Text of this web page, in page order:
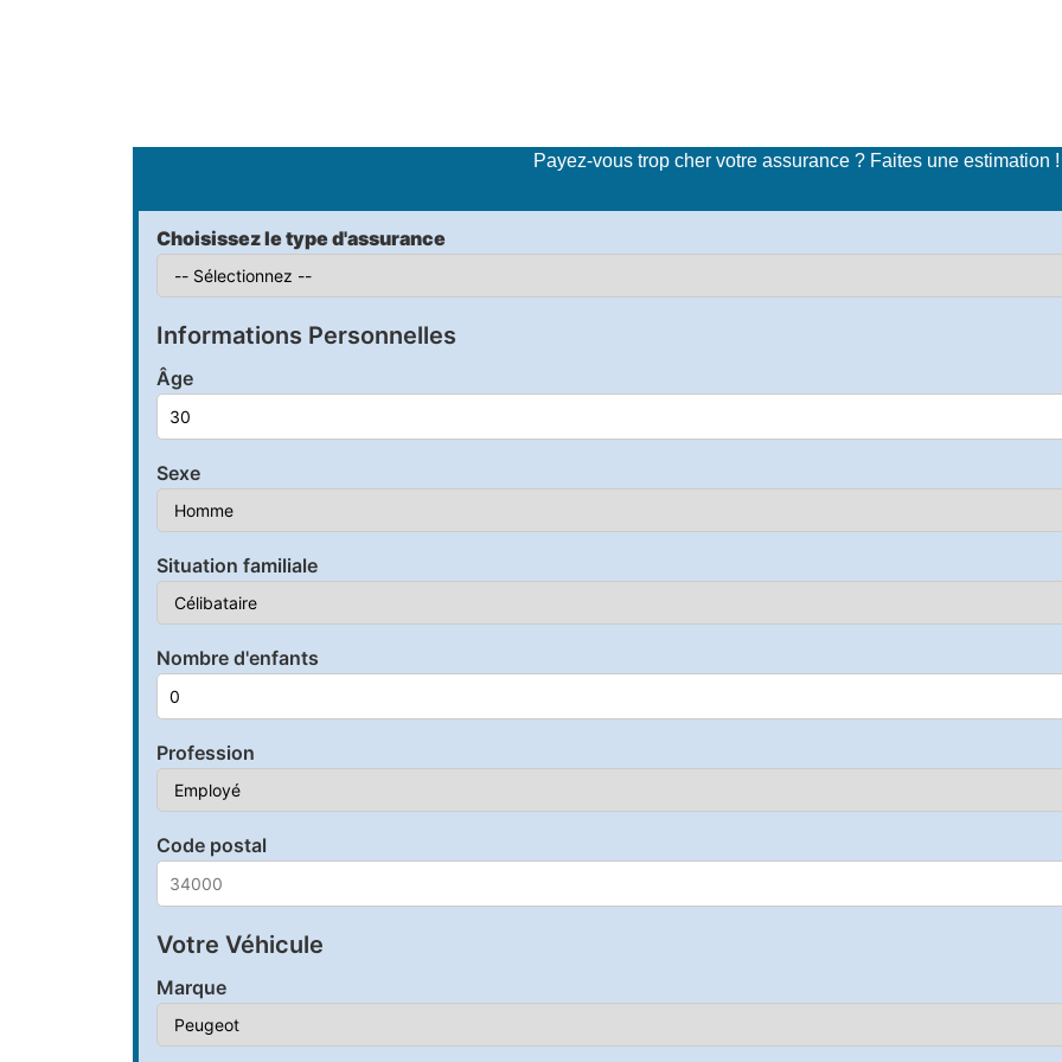
Payez-vous trop cher votre assurance ? Faites une estimation !
Choisissez le type d'assurance
Informations Personnelles
Âge
Sexe
Situation familiale
Nombre d'enfants
Profession
Code postal
Votre Véhicule
Marque